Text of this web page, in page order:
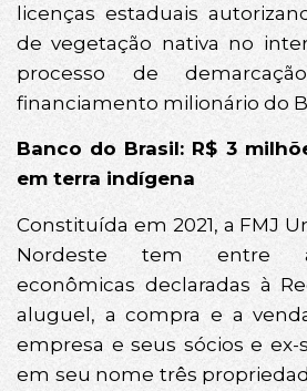
licenças estaduais
de vegetação nativa no
processo de
financiamento milionário do
Banco do Brasil: R$ 3
em terra indígena
Constituída em 2021, a FMJ
Nordeste tem entre
econômicas declaradas à
aluguel, a compra e a
empresa e seus sócios e ex-
em seu nome três